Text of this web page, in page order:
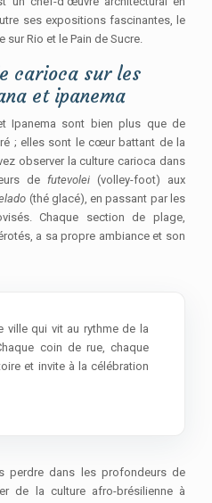
ses expositions fascinantes, le
Rio et le Pain de Sucre.
carioca sur les
et ipanema
Ipanema sont bien plus que de
; elles sont le cœur battant de la
observer la culture carioca dans
de futevolei (volley-foot) aux
(thé glacé), en passant par les
Chaque section de plage,
a sa propre ambiance et son
ville qui vit au rythme de la
coin de rue, chaque
et invite à la célébration
perdre dans les profondeurs de
de la culture afro-brésilienne à